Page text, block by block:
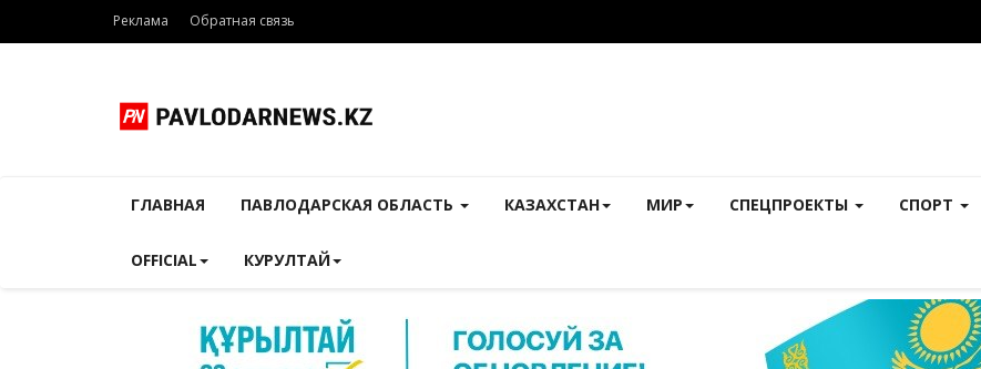
Реклама Обратная связь
ГЛАВНАЯ ПАВЛОДАРСКАЯ ОБЛАСТЬ КАЗАХСТАН МИР СПЕЦПРОЕКТЫ СПОРТ
OFFICIAL КУРУЛТАЙ